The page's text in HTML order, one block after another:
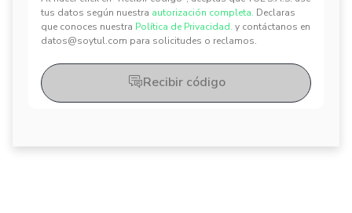
tus datos según nuestra autorización completa. Declaras
que conoces nuestra Política de Privacidad. y contáctanos en
datos@soytul.com para solicitudes o reclamos.
✕
✕
Recibir código